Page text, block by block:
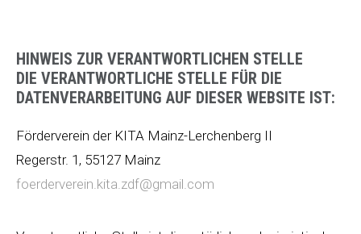
HINWEIS ZUR VERANTWORTLICHEN STELLE
DIE VERANTWORTLICHE STELLE FÜR DIE
DATENVERARBEITUNG AUF DIESER WEBSITE IST:
Förderverein der KITA Mainz-Lerchenberg II
Regerstr. 1, 55127 Mainz
foerderverein.kita.zdf@gmail.com